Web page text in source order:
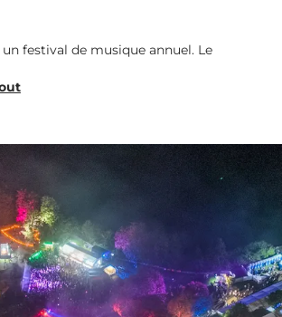
un festival de musique annuel. Le
mois d’août au lac d’Echternach.
de groupes et de DJ’s
et internationaux